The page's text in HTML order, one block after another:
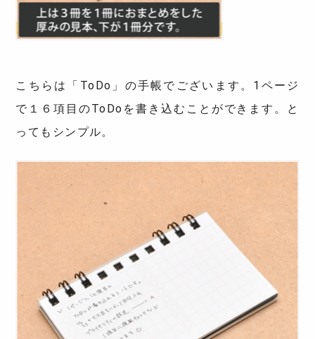
こちらは「ToDo」の手帳でございます。1ページ
で１６項目のToDoを書き込むことができます。と
ってもシンプル。